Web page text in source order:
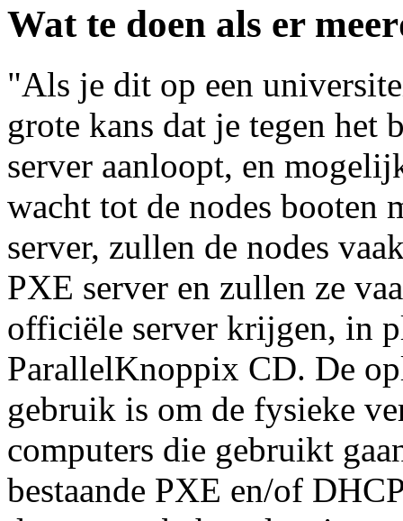
Wat te doen als er
"Als je dit op een
grote kans dat je tegen het
server aanloopt, en
wacht tot de nodes booten
server, zullen de nodes
PXE server en zullen ze
officiële server krijgen, in
ParallelKnoppix CD. De
gebruik is om de fysieke
computers die gebruikt
bestaande PXE en/of